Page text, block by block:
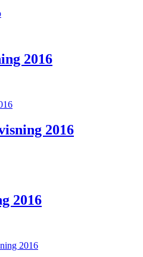
2016
2016
2016